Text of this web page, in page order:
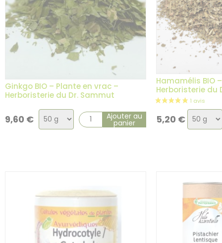
Ginkgo BIO – Plante en vrac –
Herboristerie du Dr. Sammut
9,60 €
Choix
de
Ajouter au
panier
Hamamélis BIO
Herboristerie du
5,20 € Choix
de